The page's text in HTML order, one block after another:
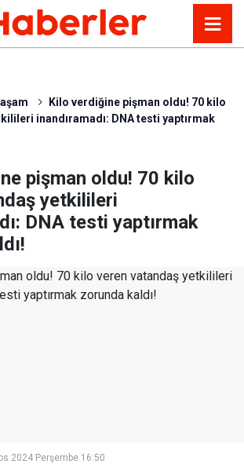
Kilo verdiğine pişman oldu! 70 kilo
inandıramadı: DNA testi yaptırmak
pişman oldu! 70 kilo
yetkilileri
DNA testi yaptırmak
2024 Perşembe 16:50